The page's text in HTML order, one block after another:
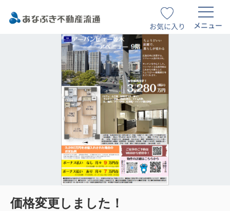
お気に入り メニュー
価格変更しました！